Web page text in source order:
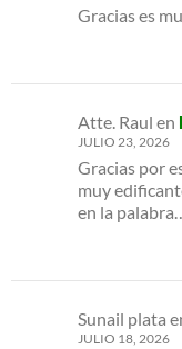
Gracias es
Atte. Raul en
JULIO 23, 2026
Gracias por
muy
en la
Sunail plata
JULIO 18, 2026